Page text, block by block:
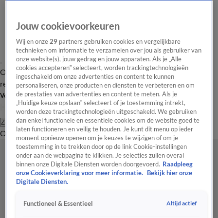
Overzicht Laatste nieuws Regionieuws Het beste van Hart
Tip de
redactie
Volg Hart van Nederland
Zoeken
OverzichtRegioUitzendingenWeerTip de redactiePanelVideo's
Jouw cookievoorkeuren
Wij en onze29 partners gebruiken cookies en vergelijkbare
technieken om informatie te verzamelen over jou als gebruiker van
onze website(s), jouw gedrag en jouw apparaten. Als je „Alle
cookies accepteren” selecteert, worden trackingtechnologieën
ingeschakeld om onze advertenties en content te kunnen
personaliseren, onze producten en diensten te verbeteren en om
de prestaties van advertenties en content te meten. Als je
„Huidige keuze opslaan” selecteert of je toestemming intrekt,
worden deze trackingtechnologieën uitgeschakeld. We gebruiken
dan enkel functionele en essentiële cookies om de website goed te
laten functioneren en veilig te houden. Je kunt dit menu op ieder
moment opnieuw openen om je keuzes te wijzigen of om je
toestemming in te trekken door op de link Cookie-instellingen
onder aan de webpagina te klikken. Je selecties zullen overal
binnen onze Digitale Diensten worden doorgevoerd. Raadpleeg
onze Cookieverklaring voor meer informatie.
Bekijk hier onze
Digitale Diensten.
Functioneel & Essentieel Altijd actief